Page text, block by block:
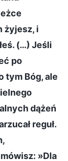
żyjesz, i
(…) Jeśli
po
tym Bóg, ale
dążeń
reguł.
»Dla